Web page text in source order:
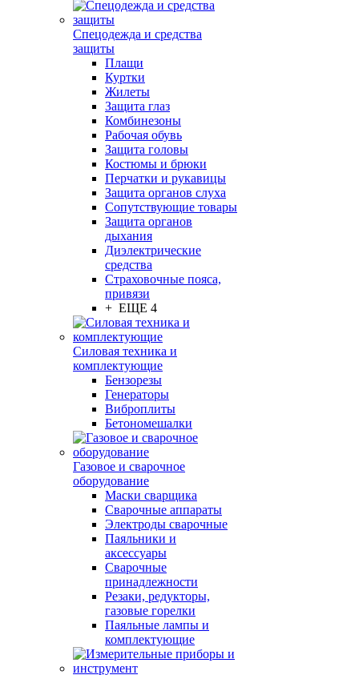
Спецодежда и средства
защиты
Плащи
Куртки
Жилеты
Защита глаз
Комбинезоны
Рабочая обувь
Защита головы
Костюмы и брюки
Перчатки и рукавицы
Защита органов слуха
Сопутствующие товары
Защита органов
дыхания
Диэлектрические
средства
Страховочные пояса,
привязи
+ ЕЩЕ 4
Силовая техника и
комплектующие
Бензорезы
Генераторы
Виброплиты
Бетономешалки
Газовое и сварочное
оборудование
Маски сварщика
Сварочные аппараты
Электроды сварочные
Паяльники и
аксессуары
Сварочные
принадлежности
Резаки, редукторы,
газовые горелки
Паяльные лампы и
комплектующие